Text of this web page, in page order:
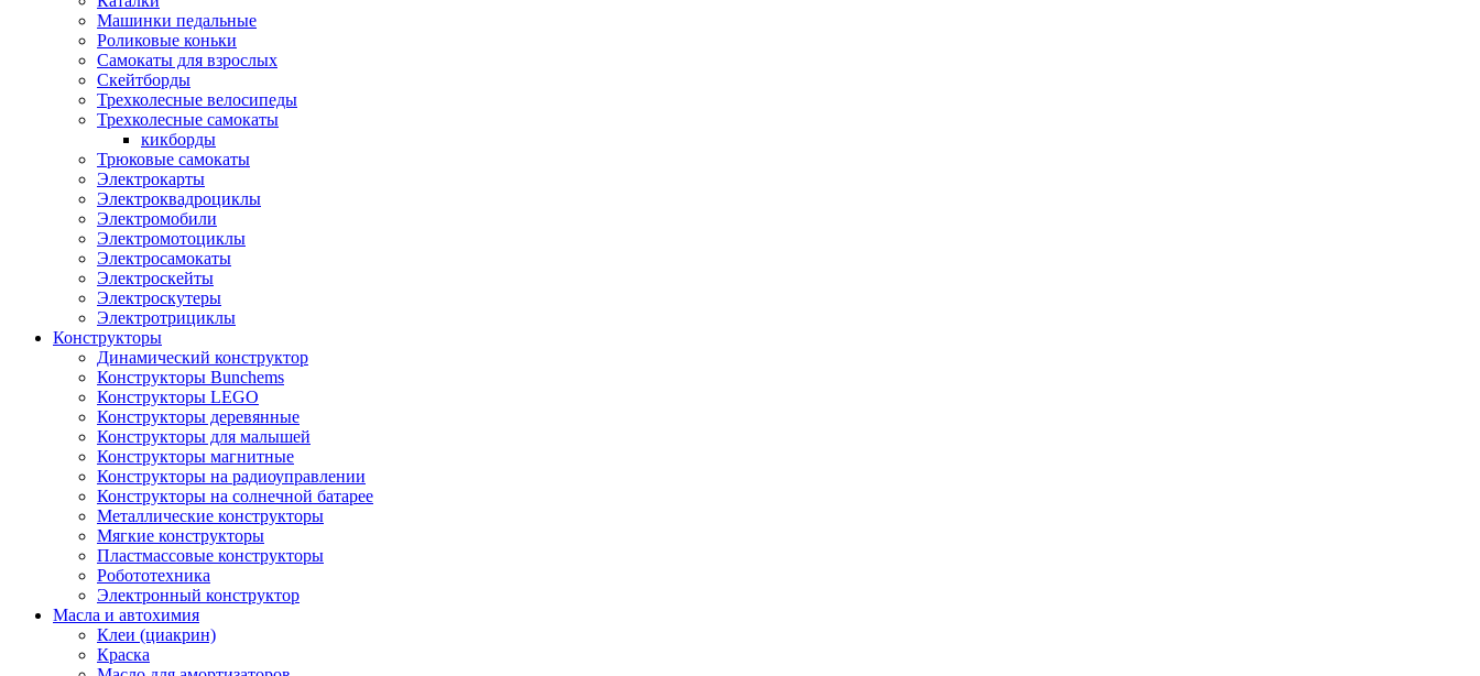
Машинки педальные
Роликовые коньки
Самокаты для взрослых
Скейтборды
Трехколесные велосипеды
Трехколесные самокаты
кикборды
Трюковые самокаты
Электрокарты
Электроквадроциклы
Электромобили
Электромотоциклы
Электросамокаты
Электроскейты
Электроскутеры
Электротрициклы
Конструкторы
Динамический конструктор
Конструкторы Bunchems
Конструкторы LEGO
Конструкторы деревянные
Конструкторы для малышей
Конструкторы магнитные
Конструкторы на радиоуправлении
Конструкторы на солнечной батарее
Металлические конструкторы
Мягкие конструкторы
Пластмассовые конструкторы
Робототехника
Электронный конструктор
Масла и автохимия
Клеи (циакрин)
Краска